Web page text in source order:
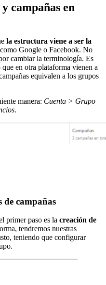
campañas en
la estructura viene a ser la
como Google o Facebook. No
cambiar la terminología. Es
en otra plataforma vienen a
equivalen a los grupos
manera: Cuenta > Grupo
.
de campañas
primer paso es la creación de
tendremos nuestras
teniendo que configurar